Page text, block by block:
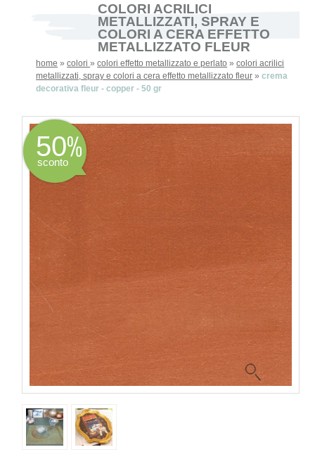
COLORI ACRILICI
METALLIZZATI, SPRAY E
COLORI A CERA EFFETTO
METALLIZZATO FLEUR
home »colori»colori effetto metallizzato e perlato »colori acrilici
metallizzati, spray e colori a cera effetto metallizzato fleur »crema
decorativa fleur - copper - 50 gr
50
sconto